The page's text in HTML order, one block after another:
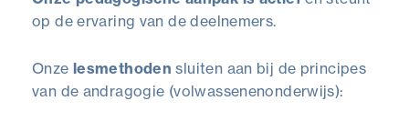
op de ervaring van de deelnemers.
Onze lesmethoden sluiten aan bij de principes
van de andragogie (volwassenenonderwijs):